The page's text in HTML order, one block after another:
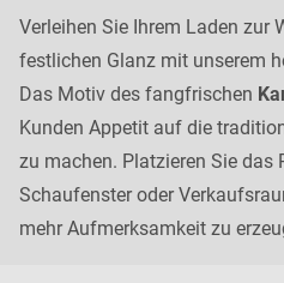
Verleihen Sie Ihrem Laden zur
festlichen Glanz mit unserem
Das Motiv des fangfrischen
Kunden Appetit auf die
zu machen. Platzieren Sie das
Schaufenster oder
mehr Aufmerksamkeit zu